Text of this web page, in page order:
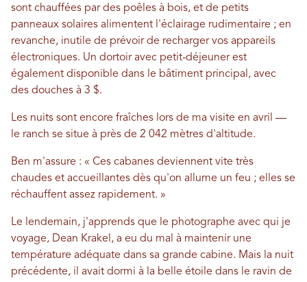
sont chauffées par des poêles à bois, et de petits
panneaux solaires alimentent l'éclairage rudimentaire ; en
revanche, inutile de prévoir de recharger vos appareils
électroniques. Un dortoir avec petit-déjeuner est
également disponible dans le bâtiment principal, avec
des douches à 3 $.
Les nuits sont encore fraîches lors de ma visite en avril —
le ranch se situe à près de 2 042 mètres d'altitude.
Ben m'assure : « Ces cabanes deviennent vite très
chaudes et accueillantes dès qu'on allume un feu ; elles se
réchauffent assez rapidement. »
Le lendemain, j'apprends que le photographe avec qui je
voyage, Dean Krakel, a eu du mal à maintenir une
température adéquate dans sa grande cabine. Mais la nuit
précédente, il avait dormi à la belle étoile dans le ravin de